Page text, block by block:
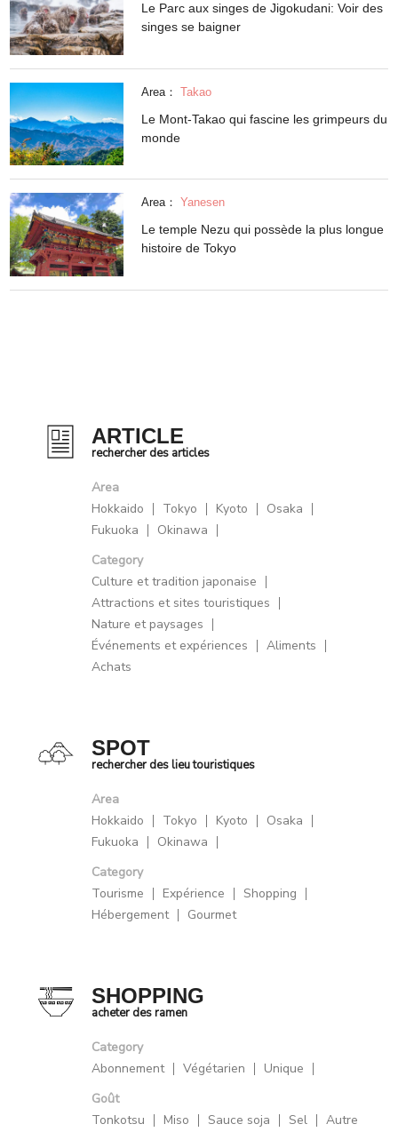
Le Parc aux singes de Jigokudani: Voir des
singes se baigner
Area： Takao
Le Mont-Takao qui fascine les grimpeurs du
monde
Area： Yanesen
Le temple Nezu qui possède la plus longue
histoire de Tokyo
ARTICLE
rechercher des articles
Area
Hokkaido
Tokyo Kyoto
Osaka
Fukuoka
Okinawa
Category
Culture et tradition japonaise
Attractions et sites touristiques
Nature et paysages
Événements et expériences
Aliments
Achats
SPOT
rechercher des lieu touristiques
Area
Hokkaido
Tokyo Kyoto
Osaka
Fukuoka
Okinawa
Category
Tourisme
Expérience
Shopping
Hébergement
Gourmet
SHOPPING
acheter des ramen
Category
Abonnement
Végétarien
Unique
Goût
Tonkotsu
Miso Sauce soja Sel Autre